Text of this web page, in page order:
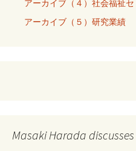
アーカイブ（４）社会福祉
アーカイブ（５）研究業績
Masaki Harada